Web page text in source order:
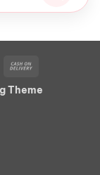
MasterCard
Delivery
Theme